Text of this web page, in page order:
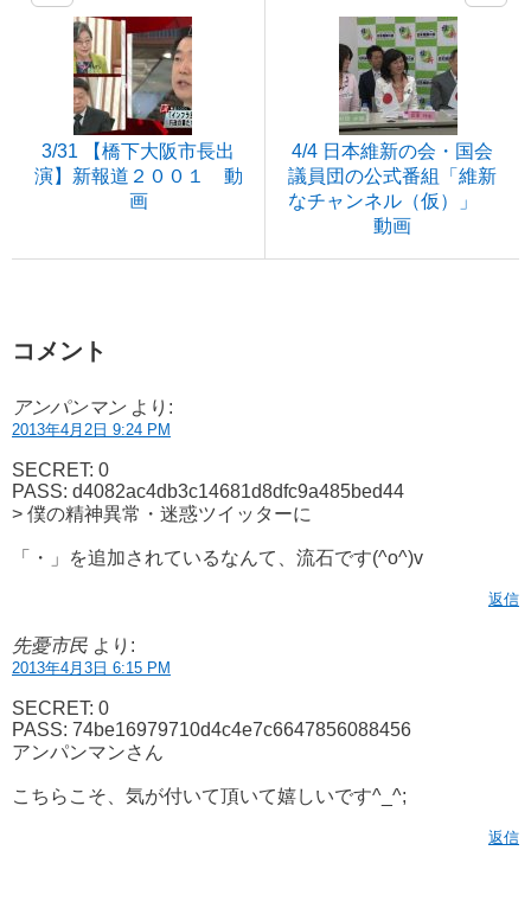
3/31 【橋下大阪市長出
演】新報道２００１ 動
画
4/4 日本維新の会・国会
議員団の公式番組「維新
なチャンネル（仮）」
動画
コメント
アンパンマン より:
2013年4月2日 9:24 PM
SECRET: 0
PASS: d4082ac4db3c14681d8dfc9a485bed44
> 僕の精神異常・迷惑ツイッターに
「・」を追加されているなんて、流石です(^o^)v
返信
先憂市民 より:
2013年4月3日 6:15 PM
SECRET: 0
PASS: 74be16979710d4c4e7c6647856088456
アンパンマンさん
こちらこそ、気が付いて頂いて嬉しいです^_^;
返信